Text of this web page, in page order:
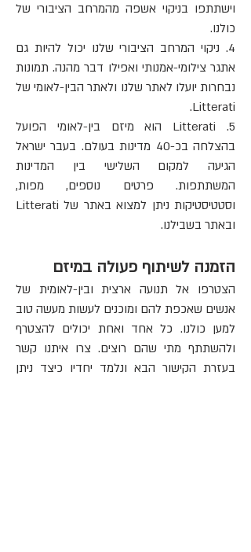
וישתתפו בניקוי אשפה מהמרחב הציבורי של
כולנו.
4. ניקוי המרחב הציבורי שלנו יכול להיות גם
אתגר צילומי-אמנותי ואפילו דבר מהנה. תמונות
נבחרות יועלו לאתר שלנו ולאתר הבין-לאומי של
Litterati.
5. Litterati הוא מיזם בין-לאומי הפועל
בהצלחה בכ-40 מדינות בעולם. בעבר ישראל
הגיעה למקום השלישי בין המדינות
המשתתפות. פרטים נוספים, מפות,
וסטטיסטיקות ניתן למצוא באתר של Litterati
ובאתר בשבילנו.
הזמנה לשיתוף פעולה במיזם
הצטרפו אל תנועה ארצית ובין-לאומית של
אנשים שאכפת להם ומוכנים לעשות מעשה טוב
למען כולנו. כל אחד ואחת יכולים להצטרף
ולהשתתף מתי שהם רוצים. צרו איתנו קשר
בעזרת הקישור הבא ונלמד יחדיו כיצד ניתן